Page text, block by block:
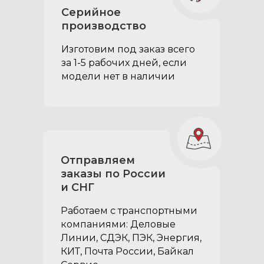
Петли боковых крышек
с возможностью
открывания на 175°:
обеспечивают более
комфортную эксплуатацию
боковых отсеков
органайзера; больший
градус открытия позволяет
Отправляем
заказы по России
и СНГ
Серийное
производство
Работаем с транспортными
компаниями: Деловые
Линии, СДЭК, ПЭК, Энергия,
КИТ, Почта России, Байкал
Изготовим под заказ всего
за 1-5 рабочих дней, если
модели нет в наличии